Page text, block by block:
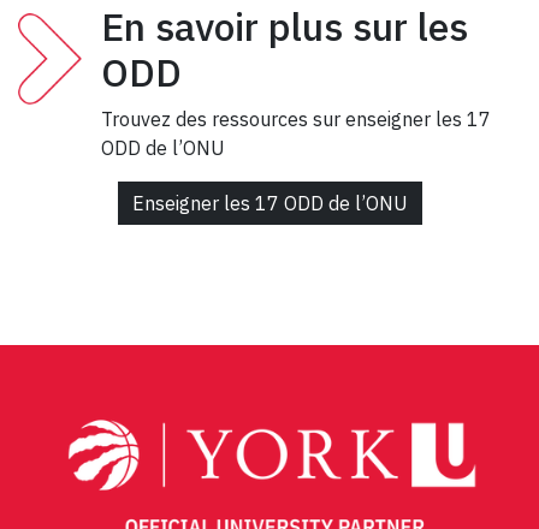
En savoir plus sur les
ODD
Trouvez des ressources sur enseigner les 17
ODD de l’ONU
Enseigner les 17 ODD de l’ONU